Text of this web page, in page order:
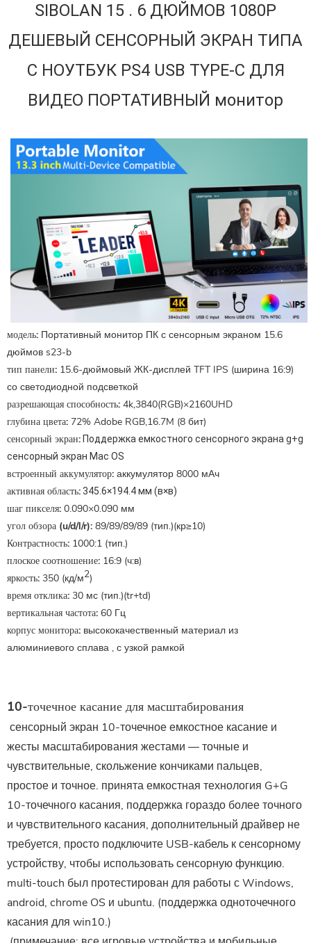
SIBOLAN 15 . 6 ДЮЙМОВ 1080P
ДЕШЕВЫЙ СЕНСОРНЫЙ ЭКРАН ТИПА
C НОУТБУК PS4 USB TYPE-C ДЛЯ
ВИДЕО ПОРТАТИВНЫЙ монитор
модель: Портативный монитор ПК с сенсорным экраном 15.6
дюймов s23-b
тип панели: 15.6-дюймовый ЖК-дисплей TFT IPS (ширина 16:9)
со светодиодной подсветкой
разрешающая способность: 4k,3840(RGB)×2160UHD
глубина цвета: 72% Adobe RGB,16.7M (8 бит)
сенсорный экран: Поддержка емкостного сенсорного экрана g+g
сенсорный экран Mac OS
встроенный аккумулятор: аккумулятор 8000 мАч
активная область:345.6×194.4 мм (в×в)
шаг пикселя: 0.090×0.090 мм
угол обзора (u/d/l/r): 89/89/89/89 (тип.)(кр≥10)
Контрастность: 1000:1 (тип.)
плоское соотношение: 16:9 (ч:в)
яркость: 350 (кд/м2)
время отклика: 30 мс (тип.)(tr+td)
вертикальная частота: 60 Гц
корпус монитора: высококачественный материал из
алюминиевого сплава , с узкой рамкой
10-точечное касание для масштабирования
жесты масштабирования жестами — точные и
чувствительные, скольжение кончиками пальцев,
простое и точное. принята емкостная технология G+G
10-точечного касания, поддержка гораздо более точного
и чувствительного касания, дополнительный драйвер не
требуется, просто подключите USB-кабель к сенсорному
устройству, чтобы использовать сенсорную функцию.
multi-touch был протестирован для работы с Windows,
android, chrome OS и ubuntu. (поддержка одноточечного
касания для win10.)